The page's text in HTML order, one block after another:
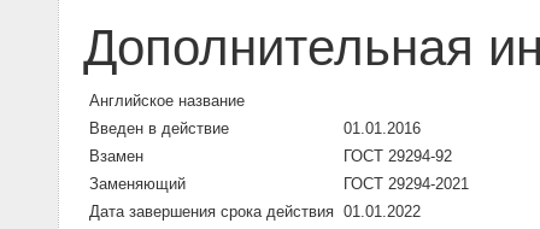
Дополнительная
Английское название
Введен в действие
01.01.2016
Взамен
ГОСТ 29294-92
Заменяющий
ГОСТ 29294-2021
Дата завершения срока действия 01.01.2022